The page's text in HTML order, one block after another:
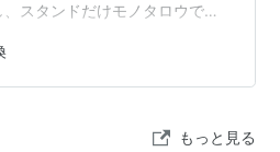
スタンドだけモノタロウで購
ャップを取って、ナットを緩
ました。 購入したスタンドの
のスタンドは「鉄くず」で捨て
もっと見る